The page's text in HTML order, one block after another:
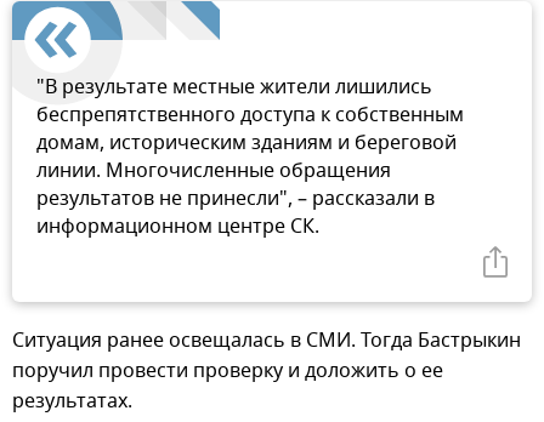
"В результате местные жители лишились
беспрепятственного доступа к собственным
домам, историческим зданиям и береговой
линии. Многочисленные обращения
результатов не принесли", – рассказали в
информационном центре СК.
Ситуация ранее освещалась в СМИ. Тогда Бастрыкин
поручил провести проверку и доложить о ее
результатах.